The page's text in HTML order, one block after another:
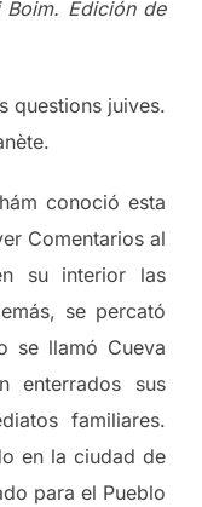
Edición de
questions juives.
conoció esta
Comentarios al
su interior las
se percató
se llamó Cueva
enterrados sus
familiares.
en la ciudad de
para el Pueblo